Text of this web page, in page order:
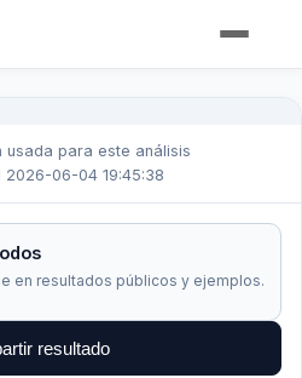
usada para este análisis
2026-06-04 19:45:38
en resultados públicos y ejemplos.
resultado